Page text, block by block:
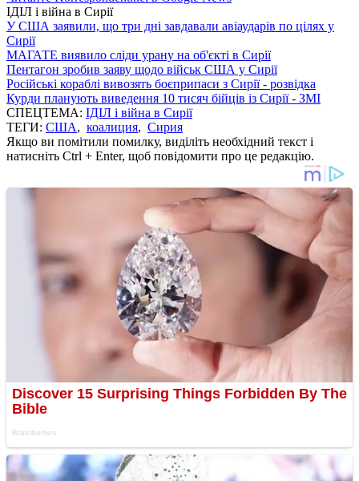
ІДІЛ і війна в Сирії
У США заявили, що три дні завдавали авіаударів по цілях у
Сирії
МАГАТЕ виявило сліди урану на об'єкті в Сирії
Пентагон зробив заяву щодо військ США у Сирії
Російські кораблі вивозять боєприпаси з Сирії - розвідка
Курди планують виведення 10 тисяч бійців із Сирії - ЗМІ
СПЕЦТЕМА: ІДІЛ і війна в Сирії
ТЕГИ: США, коалиция, Сирия
Якщо ви помітили помилку, виділіть необхідний текст і
натисніть Ctrl + Enter, щоб повідомити про це редакцію.